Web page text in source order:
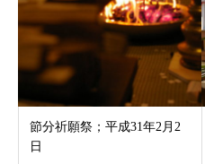
節分祈願祭；平成31年2月2
日